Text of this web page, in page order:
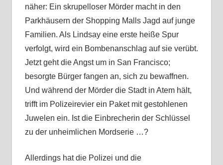
näher: Ein skrupelloser Mörder macht in den
Parkhäusern der Shopping Malls Jagd auf junge
Familien. Als Lindsay eine erste heiße Spur
verfolgt, wird ein Bombenanschlag auf sie verübt.
Jetzt geht die Angst um in San Francisco;
besorgte Bürger fangen an, sich zu bewaffnen.
Und während der Mörder die Stadt in Atem hält,
trifft im Polizeirevier ein Paket mit gestohlenen
Juwelen ein. Ist die Einbrecherin der Schlüssel
zu der unheimlichen Mordserie …?
Allerdings hat die Polizei und die